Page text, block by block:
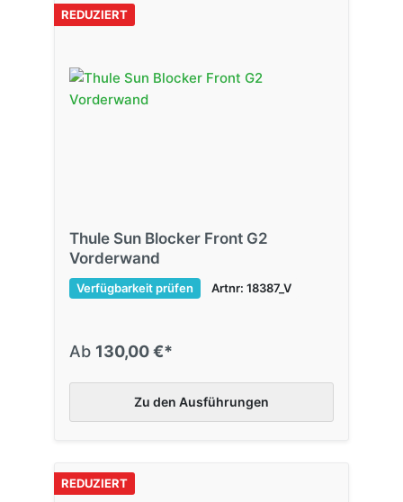
REDUZIERT
Thule Sun Blocker Front G2
Vorderwand
Verfügbarkeit prüfen Artnr: 18387_V
Ab 130,00 €*
Zu den Ausführungen
REDUZIERT